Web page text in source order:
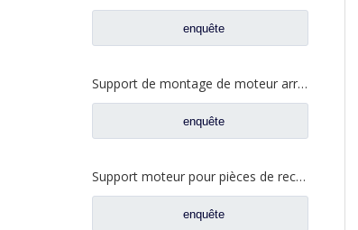
enquête
Support de montage de moteur arrière pour pièces de rechange de camion Foton Auman H0101050095A0/H0101050096A0
enquête
Support moteur pour pièces de rechange de camion Foton Auman 1325110102002/1325110102003
enquête